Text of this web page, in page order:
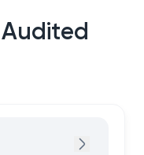
Audited